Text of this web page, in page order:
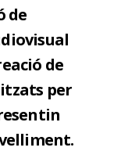
de
de
per